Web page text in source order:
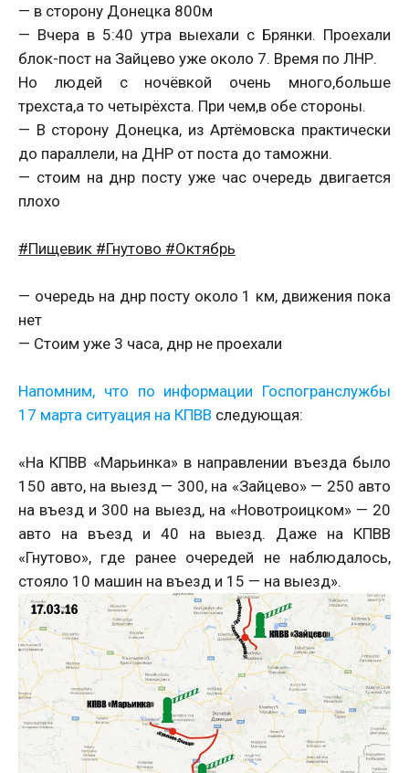
— в сторону Донецка 800м
— Вчера в 5:40 утра выехали с Брянки. Проехали
блок-пост на Зайцево уже около 7. Время по ЛНР.
Но людей с ночёвкой очень много,больше
трехста,а то четырёхста. При чем,в обе стороны.
— В сторону Донецка, из Артёмовска практически
до параллели, на ДНР от поста до таможни.
— стоим на днр посту уже час очередь двигается
плохо
#‎Пищевик #‎Гнутово #‎Октябрь
— очередь на днр посту около 1 км, движения пока
нет
— Стоим уже 3 часа, днр не проехали
Напомним, что по информации Госпогранслужбы
17 марта ситуация на КПВВ следующая:
«На КПВВ «Марьинка» в направлении въезда было
150 авто, на выезд — 300, на «Зайцево» — 250 авто
на въезд и 300 на выезд, на «Новотроицком» — 20
авто на въезд и 40 на выезд. Даже на КПВВ
«Гнутово», где ранее очередей не наблюдалось,
стояло 10 машин на въезд и 15 — на выезд».